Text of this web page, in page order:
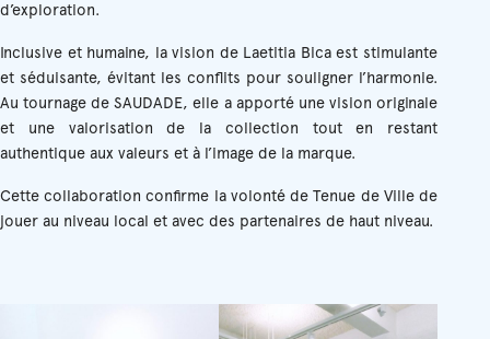
d’exploration.
Inclusive et humaine, la vision de Laetitia Bica est stimulante
et séduisante, évitant les conflits pour souligner l’harmonie.
Au tournage de SAUDADE, elle a apporté une vision originale
et une valorisation de la collection tout en restant
authentique aux valeurs et à l’image de la marque.
Cette collaboration confirme la volonté de Tenue de Ville de
jouer au niveau local et avec des partenaires de haut niveau.